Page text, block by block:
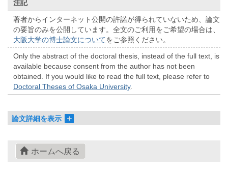
注記
著者からインターネット公開の許諾が得られていないため、論文
の要旨のみを公開しています。全文のご利用をご希望の場合は、
大阪大学の博士論文についてをご参照ください。
Only the abstract of the doctoral thesis, instead of the full text, is
available because consent from the author has not been
obtained. If you would like to read the full text, please refer to
Doctoral Theses of Osaka University.
論文詳細を表示
ホームへ戻る